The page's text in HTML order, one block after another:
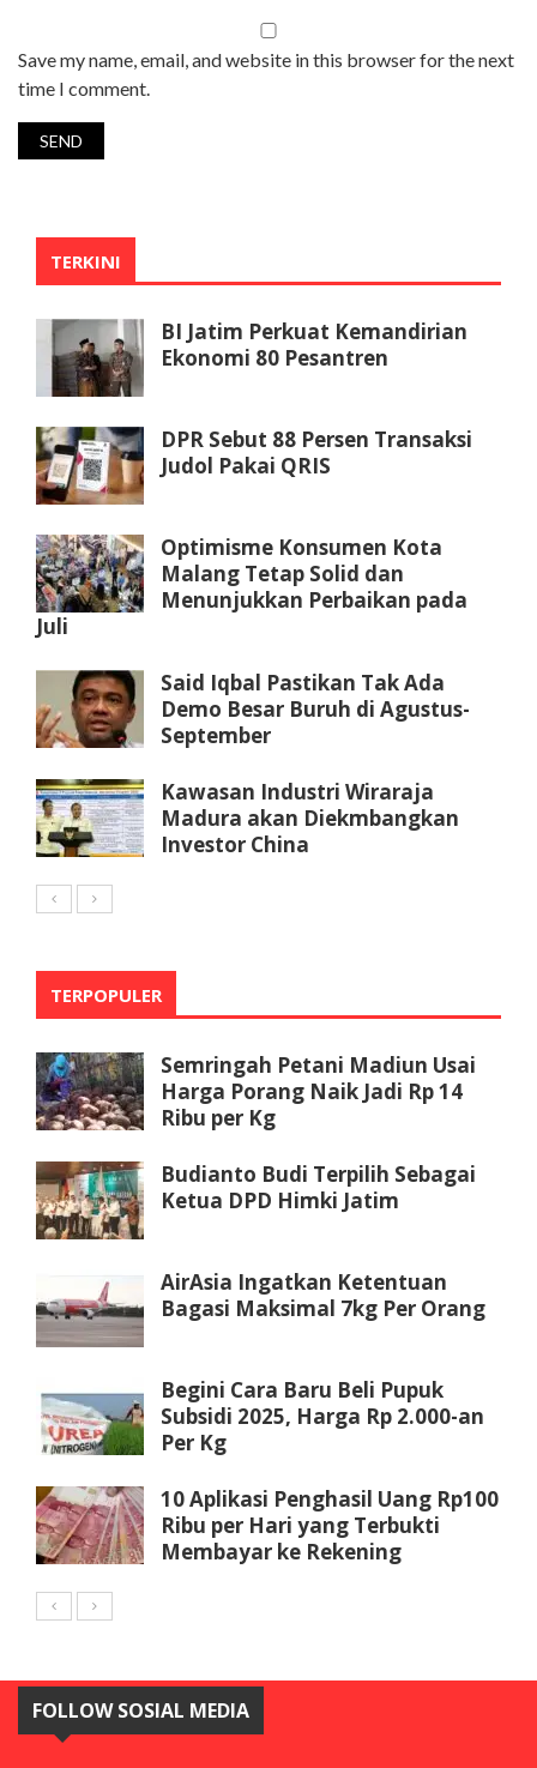
Save my name, email, and website in this browser for the next
time I comment.
TERKINI
BI Jatim Perkuat Kemandirian
Ekonomi 80 Pesantren
DPR Sebut 88 Persen Transaksi
Judol Pakai QRIS
Optimisme Konsumen Kota
Malang Tetap Solid dan
Menunjukkan Perbaikan pada
Juli
Said Iqbal Pastikan Tak Ada
Demo Besar Buruh di Agustus-
September
Kawasan Industri Wiraraja
Madura akan Diekmbangkan
Investor China
TERPOPULER
Semringah Petani Madiun Usai
Harga Porang Naik Jadi Rp 14
Ribu per Kg
Budianto Budi Terpilih Sebagai
Ketua DPD Himki Jatim
AirAsia Ingatkan Ketentuan
Bagasi Maksimal 7kg Per Orang
Begini Cara Baru Beli Pupuk
Subsidi 2025, Harga Rp 2.000-an
Per Kg
10 Aplikasi Penghasil Uang Rp100
Ribu per Hari yang Terbukti
Membayar ke Rekening
FOLLOW SOSIAL MEDIA